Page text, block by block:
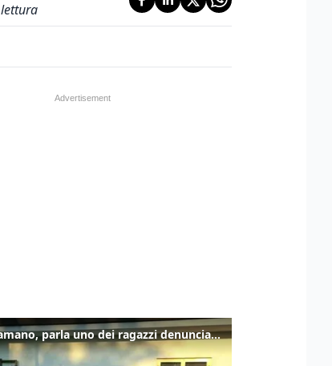
Caso Pradamano, parla uno dei ragazzi denunciati per la limonata: "Volevo anche aiutare i miei"